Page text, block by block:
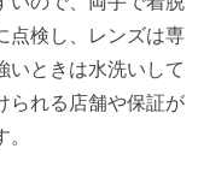
点検し、レンズは専
いときは水洗いして
られる店舗や保証が